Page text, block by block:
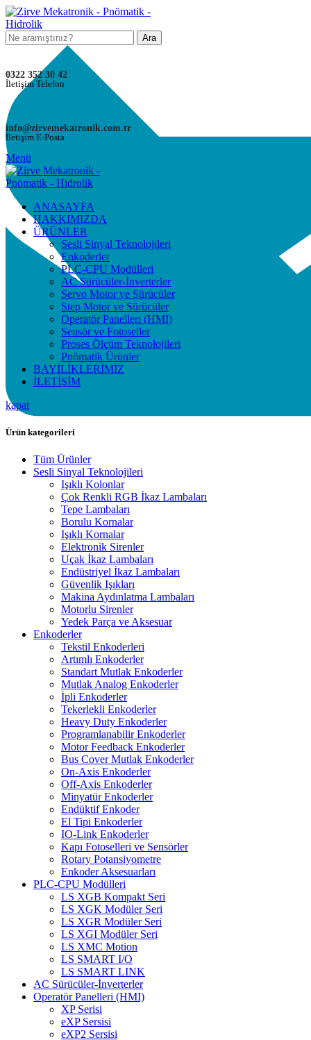
Ara
0322 352 30 42
İletişim Telefon
info@zirvemekatronik.com.tr
İletişim E-Posta
Menü
ANASAYFA
HAKKIMIZDA
ÜRÜNLER
Sesli Sinyal Teknolojileri
Enkoderler
PLC-CPU Modülleri
AC Sürücüler-İnverterler
Servo Motor ve Sürücüler
Step Motor ve Sürücüler
Operatör Panelleri (HMI)
Sensör ve Fotoseller
Proses Ölçüm Teknolojileri
Pnömatik Ürünler
BAYİLİKLERİMİZ
İLETİŞİM
kapat
Ürün kategorileri
Tüm Ürünler
Sesli Sinyal Teknolojileri
Işıklı Kolonlar
Çok Renkli RGB İkaz Lambaları
Tepe Lambaları
Borulu Kornalar
Işıklı Kornalar
Elektronik Sirenler
Uçak İkaz Lambaları
Endüstriyel İkaz Lambaları
Güvenlik Işıkları
Makina Aydınlatma Lambaları
Motorlu Sirenler
Yedek Parça ve Aksesuar
Enkoderler
Tekstil Enkoderleri
Artımlı Enkoderler
Standart Mutlak Enkoderler
Mutlak Analog Enkoderler
İpli Enkoderler
Tekerlekli Enkoderler
Heavy Duty Enkoderler
Programlanabilir Enkoderler
Motor Feedback Enkoderler
Bus Cover Mutlak Enkoderler
On-Axis Enkoderler
Off-Axis Enkoderler
Minyatür Enkoderler
Endüktif Enkoder
El Tipi Enkoderler
IO-Link Enkoderler
Kapı Fotoselleri ve Sensörler
Rotary Potansiyometre
Enkoder Aksesuarları
PLC-CPU Modülleri
LS XGB Kompakt Seri
LS XGK Modüler Seri
LS XGR Modüler Seri
LS XGI Modüler Seri
LS XMC Motion
LS SMART I/O
LS SMART LINK
AC Sürücüler-İnverterler
Operatör Panelleri (HMI)
XP Serisi
eXP Sersisi
eXP2 Sersisi